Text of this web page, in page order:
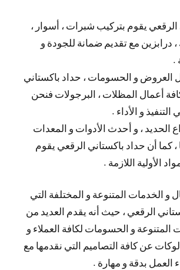
الرقعي يقوم بتركيب شبرات ، أسوار ،
، درابزين مع تقديم ضمانة للجودة و
.
العروض و الحسومات ، حداد باكستاني
أعمال المظلات ، البرجولات فنحن
و الأداء .
الحديد ، و أحدث الأدوات و المعدات
كما أن حداد باكستاني الرقعي يقوم
الأولية اللازمة .
و الخدمات المتنوعة و المختلفة التي
الرقعي ، حيث أنه يقدم العديد من
و الحسومات لكافة العملاء و
عن كافة التصاميم التي نقدمها مع
العمل بدقة و مهارة .